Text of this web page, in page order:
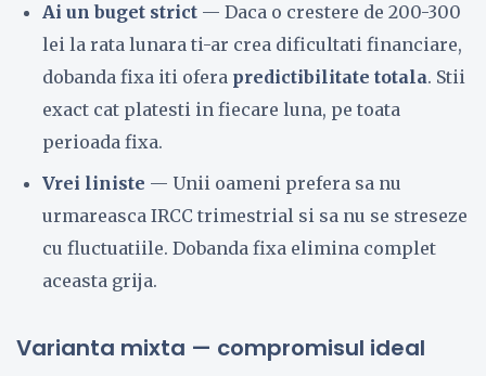
Ai un buget strict — Daca o crestere de 200-300
lei la rata lunara ti-ar crea dificultati financiare,
dobanda fixa iti ofera predictibilitate totala. Stii
exact cat platesti in fiecare luna, pe toata
perioada fixa.
Vrei liniste — Unii oameni prefera sa nu
urmareasca IRCC trimestrial si sa nu se streseze
cu fluctuatiile. Dobanda fixa elimina complet
aceasta grija.
Varianta mixta — compromisul ideal